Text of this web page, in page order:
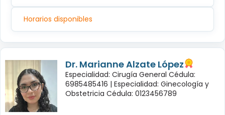
Horarios disponibles
Dr. Marianne Alzate López
Especialidad: Cirugía General Cédula:
6985485416 | Especialidad: Ginecología y
Obstetricia Cédula: 0123456789